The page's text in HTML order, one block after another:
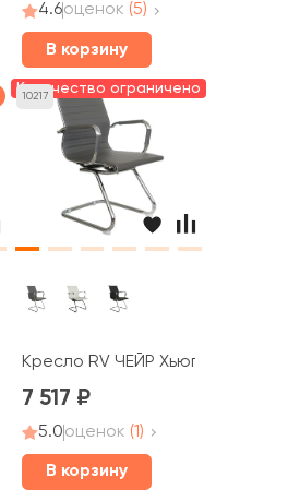
4.6оценок (5)
В корзину
Бит LB white
10217
Количество ограничено
Кресло RV ЧЕЙР Хьюго / Hugo
7 517
5.0оценок (1)
В корзину